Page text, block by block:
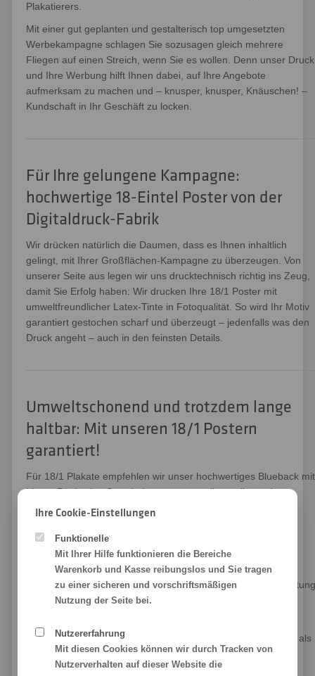
Plakatierers.
Mit einer gut geplanten und gestalterisch top umgesetzten
Werbekampagne schlagen Sie sozusagen gleich mehrere
Fliegen auf einen Streich, wenn Sie es wollen. Denn unser Druck
und Ihre Werbung hilft Ihnen dabei, auf Ihre Angebote
aufmerksam zu machen und – knusper, knusper, Knäuschen! –
Kundschaft in Ihr Geschäft zu locken.
Für Ihre gelungene Kampagne:
hochwertige 18-Eintel Poster von der
Digitaldruck-Fabrik
Wir drücken natürlich die Daumen, dass es Ihnen inhaltlich
gelingt, mit Ihrer Großflächen-Kampagne zu überzeugen. Von
unserer Seite aus legen wir uns drucktechnisch richtig ins Zeug,
damit Sie Erfolg haben: Wir drucken Ihre 18/1 Poster mit
umweltfreundlicher Latex-Tinte in Fotoqualität. So wird Ihr Motiv
garantiert gestochen scharf und überzeugt – jedenfalls was den
Druck angeht – auch in den feinsten Details.
Umweltschonend und trotzdem lange
haltbar: Mit unseren 18/1 Postern
garantiert!
Für 18/1 Plakate empfehlen wir unser hochwertiges Blueback mit
blauer Rückseite: So scheint von eventuell unterliegenden
Drucken, auf welche Ihr Großplakat gegebenenfalls
ausschließlich nassreißfeste Affichenpapiere vom
Markenlieferanten Krämmerer. Wie von AWK und Ströer
gefordert, mit einer Grammatur von 115 Gramm pro
Quadratmeter. Die Oberfläche und wetterbeständiger Ausrüstung
sind im Außenbereich bis zu sechs Monate haltbar.
Großfläche im Innenbereich nutzen, denn sowohl das Papier als
auch die von uns für den Druck verwendeten hochwertigen
Latexfarben sind selbstverständlich qualitätsgeprüft,
Ihre Cookie-Einstellungen
Funktionelle
Mit Ihrer Hilfe funktionieren die Bereiche
Warenkorb und Kasse reibungslos und Sie tragen
zu einer sicheren und vorschriftsmäßigen
Nutzung der Seite bei.
Nutzererfahrung
Mit diesen Cookies können wir durch Tracken von
Nutzerverhalten auf dieser Website die